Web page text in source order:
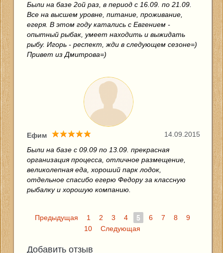
Были на базе 2ой раз, в период с 16.09. по 21.09.
Все на высшем уровне, питание, проживание,
егеря. В этом году катались с Евгением -
опытный рыбак, умеет находить и выжидать
рыбу. Игорь - респект, жди в следующем сезоне=)
Привет из Дмитрова=)
14.09.2015
Ефим
Были на базе с 09.09 по 13.09. прекрасная
организация процесса, отличное размещение,
великолепная еда, хороший парк лодок,
отдельное спасибо егерю Федору за классную
рыбалку и хорошую компанию.
Предыдущая 1 2 3 4 5 6 7 8
9
10
Следующая
Добавить отзыв